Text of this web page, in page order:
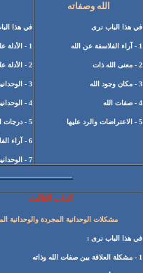
في هذا
1 - الأدلة على وحدانية الله
2 - الأدلة على عدم وجود أي تركيب فيه
3 - الوحدانية المجردة والوحدانية المطلقة
4 - الوحدانية الحقيقية والوحدانية الوهمية
5 - درجات الوحدانية الحقيقية
6 - آراء الفلاسفة والعلماء عن الوحدانية الحقيقية
7 - الوحدانية اللائقة بالله، أو الوحدانية الجامعة المانعة
الله وصفاته
في هذا الباب نرى
1 - آراء الفلاسفة عن الله
2 - معنى الله ذات
3 - مكان وجود الله
4 - صفات الله
5 - الاعتراضات والرد عليها
الباب الثالث
مشكلات الوحدانية المجردة والوحدانية
في هذا الباب نرى :
1 - مشكلة العلاقة بين صفات الله وذاته